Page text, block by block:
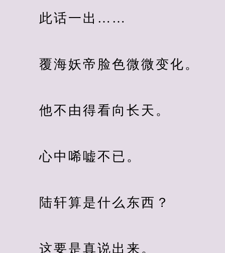
此话一出……
覆海妖帝脸色微微变化。
他不由得看向长天。
心中唏嘘不已。
陆轩算是什么东西？
这要是真说出来。